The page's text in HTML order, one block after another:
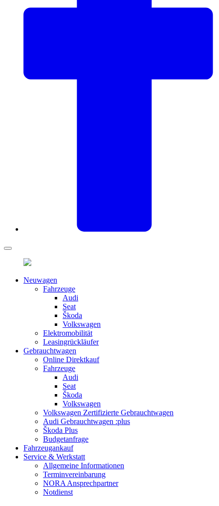
Neuwagen
Fahrzeuge
Audi
Seat
Škoda
Volkswagen
Elektromobilität
Leasingrückläufer
Gebrauchtwagen
Online Direktkauf
Fahrzeuge
Audi
Seat
Škoda
Volkswagen
Volkswagen Zertifizierte Gebrauchtwagen
Audi Gebrauchtwagen :plus
Škoda Plus
Budgetanfrage
Fahrzeugankauf
Service & Werkstatt
Allgemeine Informationen
Terminvereinbarung
NORA Ansprechpartner
Notdienst